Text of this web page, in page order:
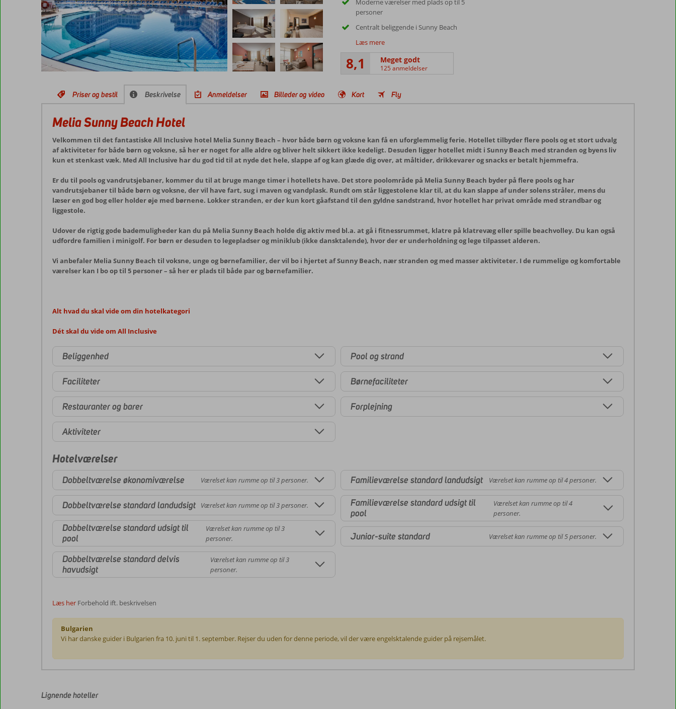
Moderne værelser med plads op til 5
personer
Centralt beliggende i Sunny Beach
Læs mere
8,1 Meget godt
125 anmeldelser
Priser og bestil Beskrivelse Anmeldelser Billeder og video Kort Fly
Melia Sunny Beach Hotel
Velkommen til det fantastiske All Inclusive hotel Melia Sunny Beach – hvor både børn og voksne kan få en uforglemmelig ferie. Hotellet tilbyder flere pools og et stort udvalg
af aktiviteter for både børn og voksne, så her er noget for alle aldre og bliver helt sikkert ikke kedeligt. Desuden ligger hotellet midt i Sunny Beach med stranden og byens liv
kun et stenkast væk. Med All Inclusive har du god tid til at nyde det hele, slappe af og kan glæde dig over, at måltider, drikkevarer og snacks er betalt hjemmefra.
Er du til pools og vandrutsjebaner, kommer du til at bruge mange timer i hotellets have. Det store poolområde på Melia Sunny Beach byder på flere pools og har
vandrutsjebaner til både børn og voksne, der vil have fart, sug i maven og vandplask. Rundt om står liggestolene klar til, at du kan slappe af under solens stråler, mens du
læser en god bog eller holder øje med børnene. Lokker stranden, er der kun kort gåafstand til den gyldne sandstrand, hvor hotellet har privat område med strandbar og
liggestole.
Udover de rigtig gode bademuligheder kan du på Melia Sunny Beach holde dig aktiv med bl.a. at gå i fitnessrummet, klatre på klatrevæg eller spille beachvolley. Du kan også
udfordre familien i minigolf. For børn er desuden to legepladser og miniklub (ikke dansktalende), hvor der er underholdning og lege tilpasset alderen.
Vi anbefaler Melia Sunny Beach til voksne, unge og børnefamilier, der vil bo i hjertet af Sunny Beach, nær stranden og med masser aktiviteter. I de rummelige og komfortable
værelser kan I bo op til 5 personer – så her er plads til både par og børnefamilier.
Alt hvad du skal vide om din hotelkategori
Dét skal du vide om All Inclusive
Beliggenhed
Faciliteter
Restauranter og barer
Aktiviteter
Pool og strand
Børnefaciliteter
Forplejning
Hotelværelser
Dobbeltværelse økonomiværelse Værelset kan rumme op til 3 personer.
Dobbeltværelse standard landudsigt Værelset kan rumme op til 3 personer.
Dobbeltværelse standard udsigt til
pool
Værelset kan rumme op til 3
personer.
Dobbeltværelse standard delvis
havudsigt
Værelset kan rumme op til 3
personer.
Familieværelse standard landudsigt Værelset kan rumme op til 4 personer.
Familieværelse standard udsigt til
pool
Værelset kan rumme op til 4
personer.
Junior-suite standard Værelset kan rumme op til 5 personer.
Læs her Forbehold ift. beskrivelsen
Bulgarien
Vi har danske guider i Bulgarien fra 10. juni til 1. september. Rejser du uden for denne periode, vil der være engelsktalende guider på rejsemålet.
af
Lignende hoteller